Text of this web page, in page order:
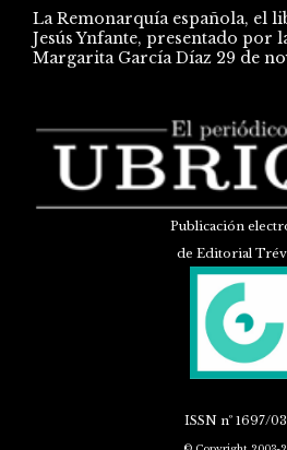
La Remonarquía española, el
Jesús Ynfante, presentado por
Margarita García Díaz 29 de
Publicación
de Editorial
ISSN nº 1697/